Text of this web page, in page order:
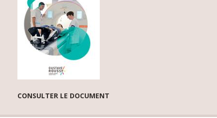
CONSULTER LE DOCUMENT